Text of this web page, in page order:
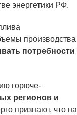
энергетики РФ.
производства
потребности
горюче-
регионов и
признают, что на